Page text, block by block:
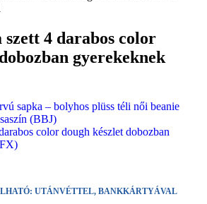
szett 4 darabos color
gyerekeknek
sapka – bolyhos plüss téli női beanie
(BBJ)
color dough készlet dobozban
UTÁNVÉTTEL, BANKKÁRTYÁVAL